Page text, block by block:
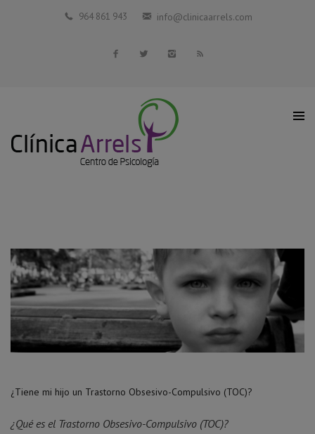
Blog
964 861 943 info@clinicaarrels.com
¿Tiene mi hijo un Trastorno Obsesivo-Compulsivo (TOC)?
¿Qué es el Trastorno Obsesivo-Compulsivo (TOC)?